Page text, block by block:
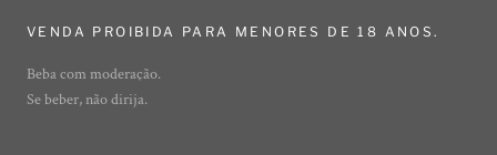
VENDA PROIBIDA PARA MENORES DE 18 ANOS.
Beba com moderação.
Se beber, não dirija.